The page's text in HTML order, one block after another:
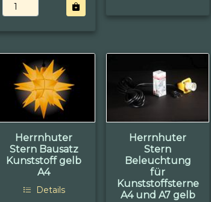
Herrnhuter
Stern Bausatz
Kunststoff gelb
A4
Details
Herrnhuter
Stern
Beleuchtung
für
Kunststoffsterne
A4 und A7 gelb